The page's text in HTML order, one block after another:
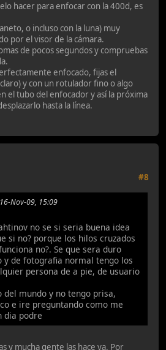
hacer para enfocar con la 400d, es
o incluso con la luna) muy
por el visor de la cámara.
de pocos segundos y compruebas
enfocado, fijas el
y con un rotulador fino o algo
el tubo del enfocador y así la próxima
hasta la línea.
#8
Nov-09, 15:09
no se si seria buena idea
si no? porque los hilos cruzados
no?. Se que sera duro
y de fotografia normal tengo los
persona de a pie, de usuario
del mundo y no tengo prisa,
e ire preguntando como me
dia podre
y mucha gente las hace ya. Por